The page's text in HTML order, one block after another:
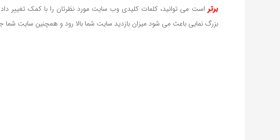
برتر است می توانید، کلمات کلیدی وب سایت مورد نظرتان را با کمک تغییر
بزرگ نمایی باعث می شود میزان بازدید سایت شما بالا رود و همچنین سایت